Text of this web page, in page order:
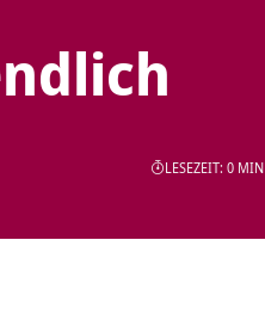
LESEZEIT: 0 MIN